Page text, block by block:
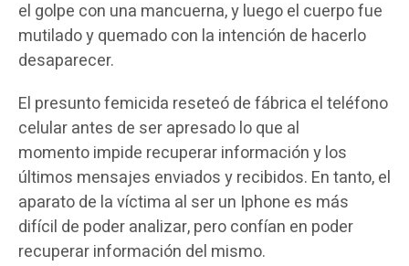
el golpe con una mancuerna, y luego el cuerpo fue
mutilado y quemado con la intención de hacerlo
desaparecer.
El presunto femicida reseteó de fábrica el teléfono
celular antes de ser apresado lo que al
momento impide recuperar información y los
últimos mensajes enviados y recibidos. En tanto, el
aparato de la víctima al ser un Iphone es más
difícil de poder analizar, pero confían en poder
recuperar información del mismo.